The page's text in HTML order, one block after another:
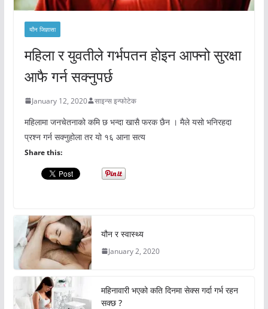
यौन जिज्ञासा
महिला र युवतीले गर्भपतन होइन आफ्नो सुरक्षा
आफै गर्न सक्नुपर्छ
January 12, 2020 साइन्स इन्फोटेक
महिलामा जनचेतनाको कमि छ भन्दा खासै फरक छैन । मैले यसो भनिरहदा
प्रश्न गर्न सक्नुहोला तर यो १६ आना सत्य
Share this:
यौन र स्वास्थ्य
January 2, 2020
महिनावारी भएको कति दिनमा सेक्स गर्दा गर्भ रहन
सक्छ ?